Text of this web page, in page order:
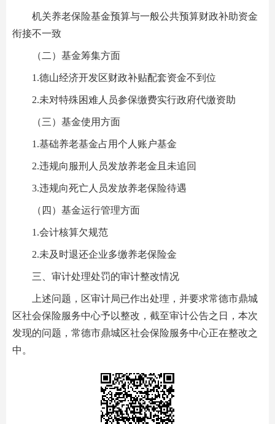
机关养老保险基金预算与一般公共预算财政补助资金
衔接不一致
（二）基金筹集方面
1.德山经济开发区财政补贴配套资金不到位
2.未对特殊困难人员参保缴费实行政府代缴资助
（三）基金使用方面
1.基础养老基金占用个人账户基金
2.违规向服刑人员发放养老金且未追回
3.违规向死亡人员发放养老保险待遇
（四）基金运行管理方面
1.会计核算欠规范
2.未及时退还企业多缴养老保险金
三、审计处理处罚的审计整改情况
上述问题，区审计局已作出处理，并要求常德市鼎城
区社会保险服务中心予以整改，截至审计公告之日，本次
发现的问题，常德市鼎城区社会保险服务中心正在整改之
中。